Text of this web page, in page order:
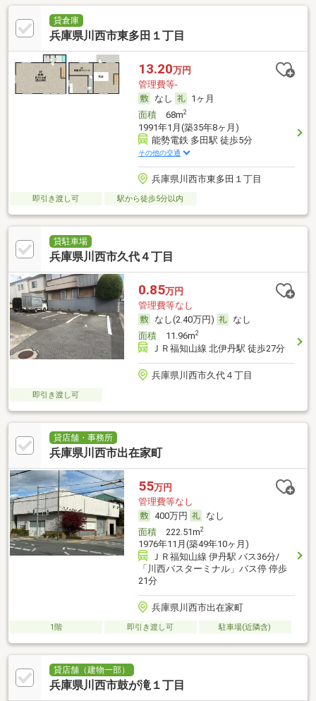
貸倉庫
兵庫県川西市東多田１丁目
13.20万円
管理費等-
なし
1ヶ月
面積68m2
1991年1月(築35年8ヶ月)
能勢電鉄 多田駅 徒歩5分
その他の交通
兵庫県川西市東多田１丁目
即引き渡し可 駅から徒歩5分以内
貸駐車場
兵庫県川西市久代４丁目
0.85万円
管理費等なし
なし(2.40万円)
なし
面積11.96m2
ＪＲ福知山線 北伊丹駅 徒歩27分
兵庫県川西市久代４丁目
即引き渡し可
貸店舗・事務所
兵庫県川西市出在家町
55万円
管理費等なし
400万円
なし
面積222.51m2
1976年11月(築49年10ヶ月)
ＪＲ福知山線 伊丹駅 バス36分/
「川西バスターミナル」バス停 停歩
21分
兵庫県川西市出在家町
1階 即引き渡し可 駐車場(近隣含)
貸店舗（建物一部）
兵庫県川西市鼓が滝１丁目